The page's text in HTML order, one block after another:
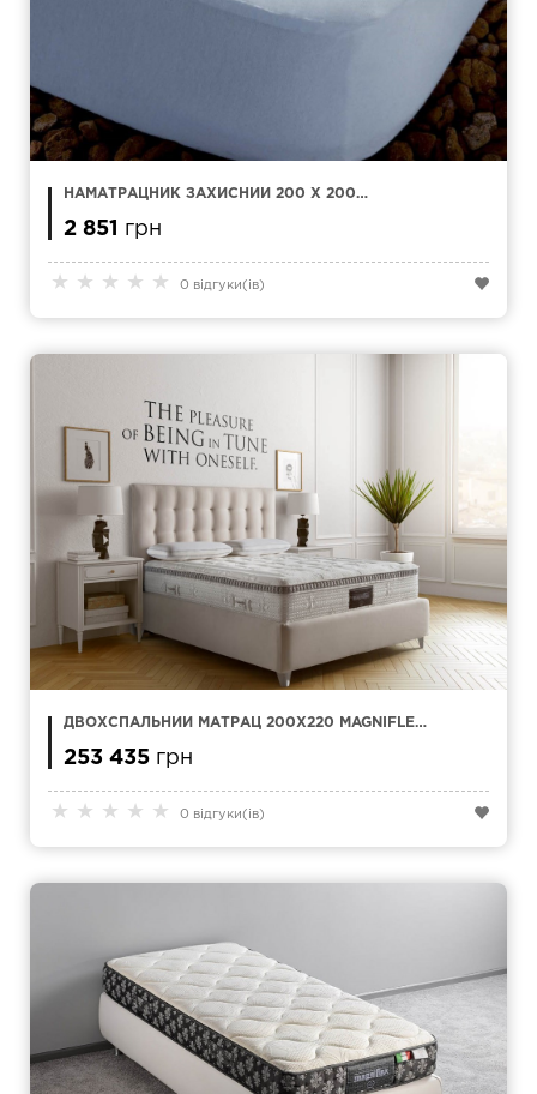
★ ★ ★ ★ ★ 0 відгуки(ів)
НАМАТРАЦНИК ЗАХИСНИЙ 200 X 200
2 851 грн
★ ★ ★ ★ ★ 0 відгуки(ів)
ДВОХСПАЛЬНИЙ МАТРАЦ 200Х220 MAGNIFLEX
253 435 грн